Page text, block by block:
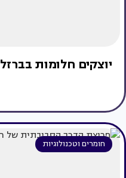
יוצקים חלומות בברזל
חומרים וטכנולוגיות